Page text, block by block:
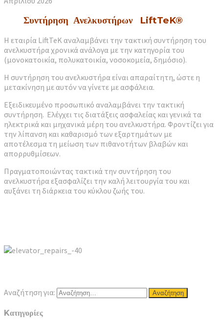
Συντήρηση Ανελκυστήρων LiftTeK®
Η εταιρία LiftTeK αναλαμβάνει την τακτική συντήρηση του
ανελκυστήρα χρονικά ανάλογα με την κατηγορία του
(μονοκατοικία, πολυκατοικία, νοσοκομεία, δημόσιο).
Η συντήρηση του ανελκυστήρα είναι απαραίτητη, ώστε η
μετακίνηση με αυτόν να γίνετε με ασφάλεια.
Εξειδικευμένο προσωπικό αναλαμβάνει την τακτική
συντήρηση. Eλέγχει τις διατάξεις ασφαλείας και γενικά τα
ηλεκτρικά και μηχανικά μέρη του ανελκυστήρα. Φροντίζει για
την λίπανση και καθαρισμό των εξαρτημάτων με
αποτέλεσμα τη μείωση των πιθανοτήτων βλαβών και
απορρυθμίσεων.
Πραγματοποιώντας τακτικά την συντήρηση του
ανελκυστήρα εξασφαλίζει την καλή λειτουργία του και
αυξάνει τη διάρκεια του κύκλου ζωής του.
Αναζήτηση για:
Kατηγορίες